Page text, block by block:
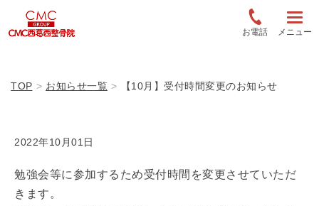
お電話 メニュー
TOP お知らせ一覧 【10月】受付時間変更のお知らせ
2022年10月01日
勉強会等に参加するため受付時間を変更させていただ
きます。